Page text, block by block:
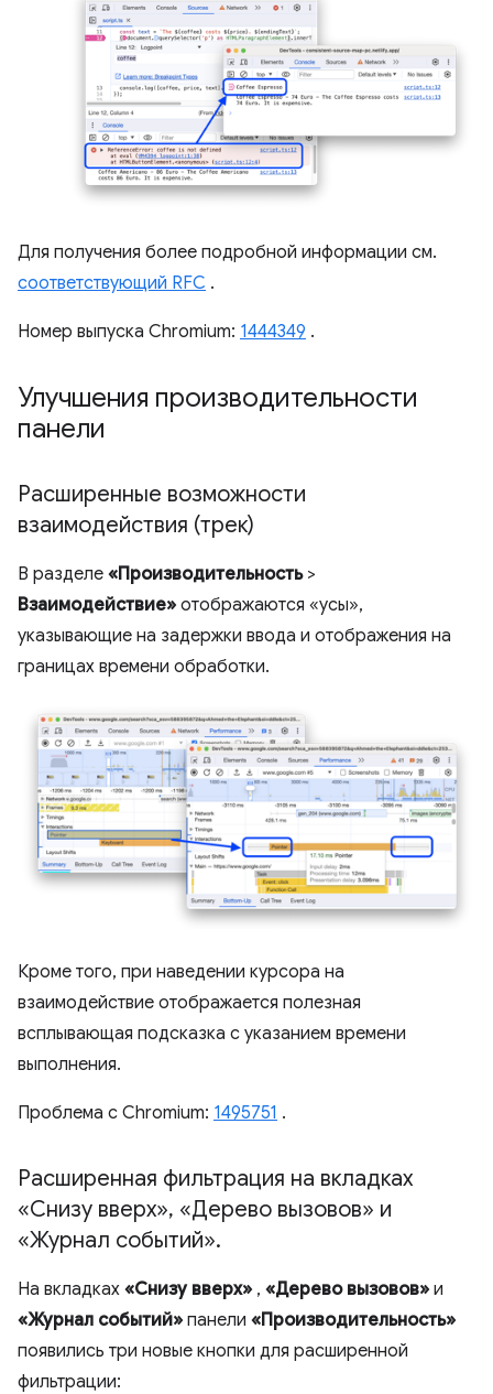
Для получения более подробной информации см.
соответствующий RFC .
Номер выпуска Chromium: 1444349 .
Улучшения производительности
панели
Расширенные возможности
взаимодействия (трек)
В разделе «Производительность>
Взаимодействие» отображаются «усы»,
указывающие на задержки ввода и отображения на
границах времени обработки.
Кроме того, при наведении курсора на
взаимодействие отображается полезная
всплывающая подсказка с указанием времени
выполнения.
Проблема с Chromium: 1495751 .
Расширенная фильтрация на вкладках
«Снизу вверх», «Дерево вызовов» и
«Журнал событий».
На вкладках «Снизу вверх» , «Дерево вызовов» и
«Журнал событий» панели «Производительность»
появились три новые кнопки для расширенной
фильтрации: